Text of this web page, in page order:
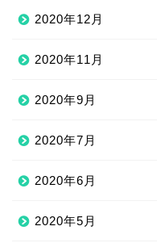
2020年12月
2020年11月
2020年9月
2020年7月
2020年6月
2020年5月